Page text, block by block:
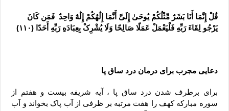
قُلْ إِنَّمَا أَنَا بَشَرٌ مِّثْلُکُمْ یُوحَىٰ إِلَیَّ أَنَّمَا إِلَٰهُکُمْ إِلَٰهٌ وَاحِدٌ فَمَن کَانَ
یَرْجُو لِقَاءَ رَبِّهِ فَلْیَعْمَلْ عَمَلًا صَالِحًا وَلَا یُشْرِکْ بِعِبَادَهِ رَبِّهِ أَحَدًا (۱۱۰)
دعایی مجرب برای درمان درد ساق پا
برای برطرف شدن درد ساق پا ، آیه شریفه بیست و هفتم از
سوره مبارکه کهف را هفت مرتبه بر ظرفی از آب پاک بخواند و آب